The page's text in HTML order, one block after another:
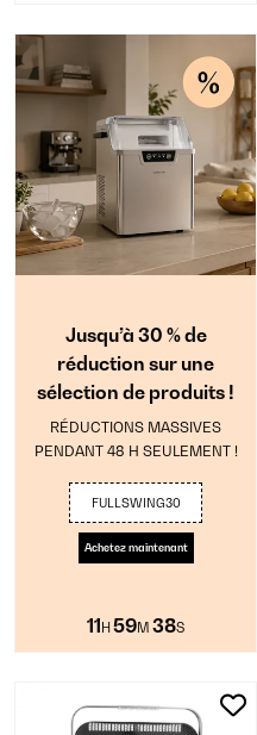
Jusqu’à 30 % de
réduction sur une
sélection de produits !
RÉDUCTIONS MASSIVES
PENDANT 48 H SEULEMENT !
FULLSWING30
Achetez maintenant
11 H 59M 37S